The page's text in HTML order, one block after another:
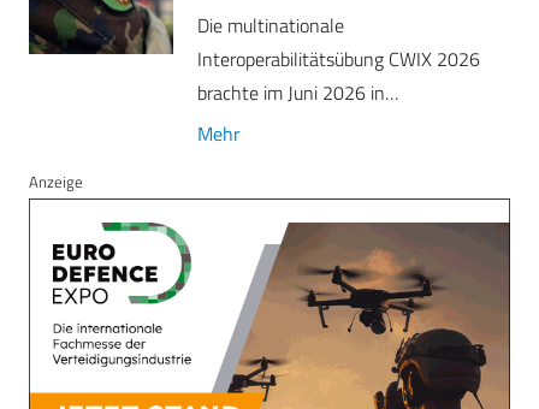
Die multinationale
Interoperabilitätsübung CWIX 2026
brachte im Juni 2026 in…
Mehr
Anzeige